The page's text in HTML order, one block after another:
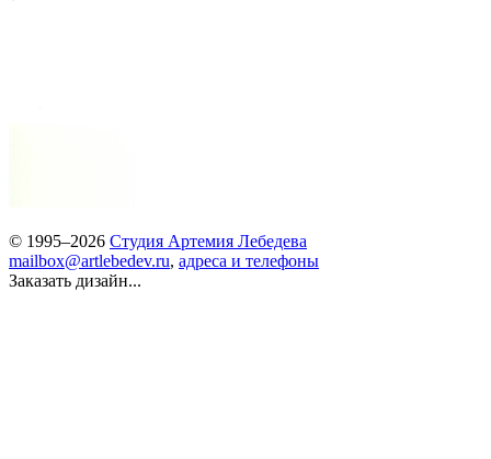
© 1995–2026 Студия Артемия Лебедева
mailbox@artlebedev.ru, адреса и телефоны
Заказать дизайн...